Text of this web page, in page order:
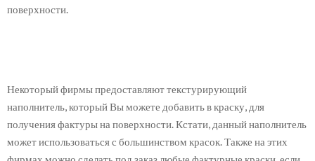
поверхности.
Некоторый фирмы предоставляют текстурирующий
наполнитель, который Вы можете добавить в краску, для
получения фактуры на поверхности. Кстати, данный наполнитель
может использоваться с большинством красок. Также на этих